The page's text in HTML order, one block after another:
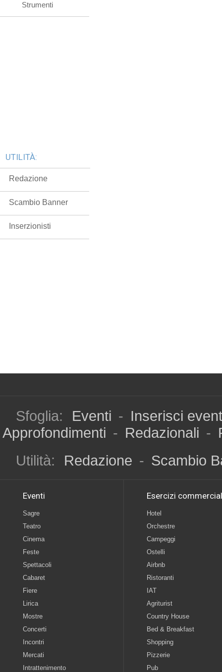
Strumenti
UTILITÀ:
Redazione
Scambio Banner
Inserzionisti
Sfoglia: Eventi - Inserisci
Approfondimenti - Redazionali -
Utilità:
Redazione - Scambio
Eventi
Sagre
Teatro
Cinema
Feste
Spettacoli
Cabaret
Fiere
Lirica
Mostre
Concerti
Incontri
Mercati
Intrattenimento
Esercizi
Hotel
Orchestre
Campeggi
Ostelli
Airbnb
Ristoranti
IAT
Agriturist
Country House
Bed & Breakfast
Shopping
Pizzerie
Pub